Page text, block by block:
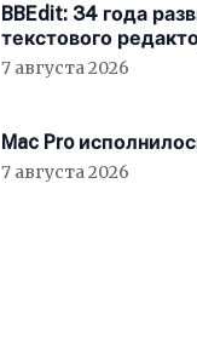
BBEdit: 34 года
текстового
7 августа 2026
Mac Pro
7 августа 2026